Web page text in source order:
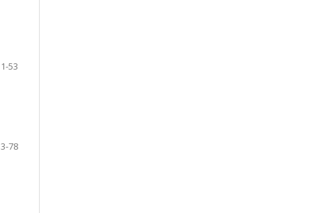
53
78